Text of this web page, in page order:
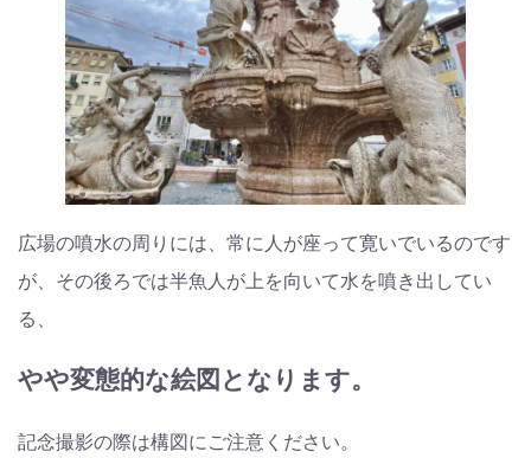
広場の噴水の周りには、常に人が座って寛いでいるのです
が、その後ろでは半魚人が上を向いて水を噴き出してい
る、
やや変態的な絵図となります。
記念撮影の際は構図にご注意ください。